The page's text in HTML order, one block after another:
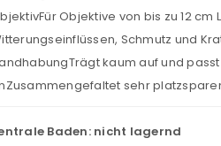
Objektive von bis zu 12 cm
Schmutz und
kaum auf und
sehr
Baden: nicht lagernd